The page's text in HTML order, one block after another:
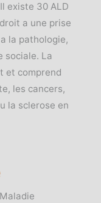
existe 30 ALD
a une prise
la pathologie,
sociale. La
et comprend
les cancers,
la sclerose en